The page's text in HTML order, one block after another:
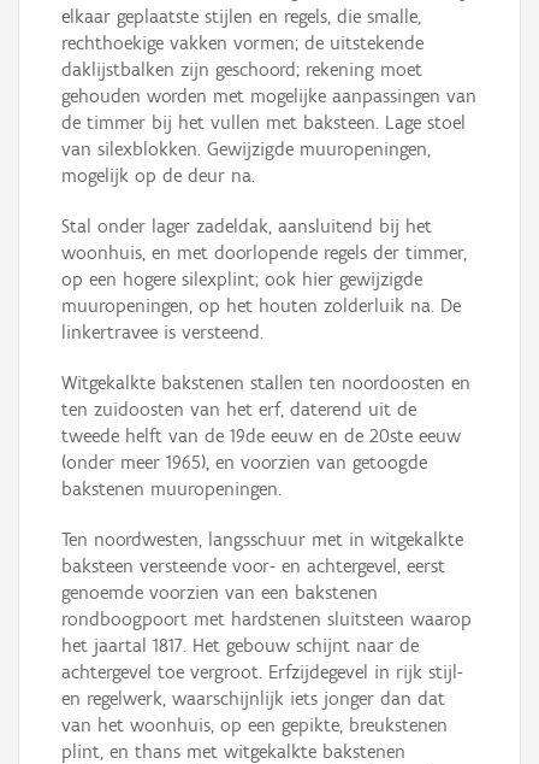
elkaar geplaatste stijlen en regels, die smalle,
rechthoekige vakken vormen; de uitstekende
daklijstbalken zijn geschoord; rekening moet
gehouden worden met mogelijke aanpassingen van
de timmer bij het vullen met baksteen. Lage stoel
van silexblokken. Gewijzigde muuropeningen,
mogelijk op de deur na.
Stal onder lager zadeldak, aansluitend bij het
woonhuis, en met doorlopende regels der timmer,
op een hogere silexplint; ook hier gewijzigde
muuropeningen, op het houten zolderluik na. De
linkertravee is versteend.
Witgekalkte bakstenen stallen ten noordoosten en
ten zuidoosten van het erf, daterend uit de
tweede helft van de 19de eeuw en de 20ste eeuw
(onder meer 1965), en voorzien van getoogde
bakstenen muuropeningen.
Ten noordwesten, langsschuur met in witgekalkte
baksteen versteende voor- en achtergevel, eerst
genoemde voorzien van een bakstenen
rondboogpoort met hardstenen sluitsteen waarop
het jaartal 1817. Het gebouw schijnt naar de
achtergevel toe vergroot. Erfzijdegevel in rijk stijl-
en regelwerk, waarschijnlijk iets jonger dan dat
van het woonhuis, op een gepikte, breukstenen
plint, en thans met witgekalkte bakstenen